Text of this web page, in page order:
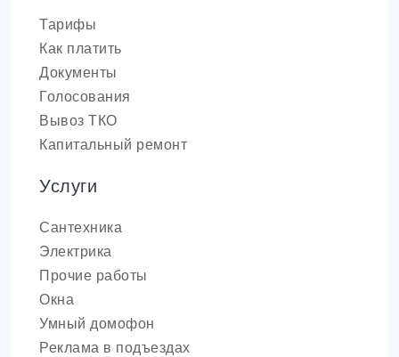
Тарифы
Как платить
Документы
Голосования
Вывоз ТКО
Капитальный ремонт
Услуги
Сантехника
Электрика
Прочие работы
Окна
Умный домофон
Реклама в подъездах